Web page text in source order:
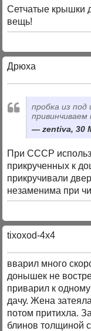
Сетчатые крышки
вещь!
Дрюха
пробка из под
zentiva, 30
При СССР
прикрученных к
прикручивали
незаменима при
tixoxod-4x4
вварил много
донышек не
приварил к одному
дачу. Жена
потом притихла.
блинов толщиной